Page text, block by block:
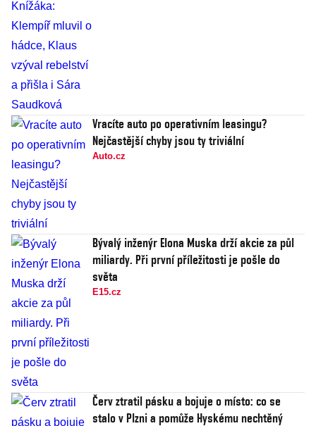
Vracíte auto po operativním leasingu?
Nejčastější chyby jsou ty triviální
Auto.cz
Bývalý inženýr Elona Muska drží akcie za půl
miliardy. Při první příležitosti je pošle do
světa
E15.cz
Červ ztratil pásku a bojuje o místo: co se
stalo v Plzni a pomůže Hyskému nechtěný